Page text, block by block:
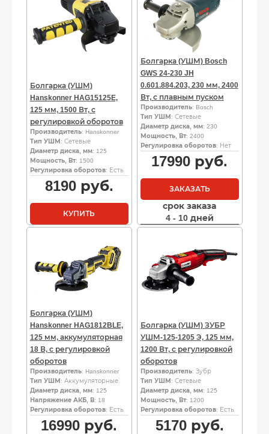
Болгарка (УШМ)
Hanskonner HAG15125E,
125 мм, 1500 Вт, с
регулировкой оборотов
Производитель: Hanskonner
Тип УШМ : Сетевые
Диаметр диска, мм: 125
Мощность, Вт: 1500
Регулировка оборотов: Есть
8190руб.
КУПИТЬ
Болгарка (УШМ) Bosch
GWS 24-230 JH
0.601.884.203, 230 мм, 2400
Вт, с плавным пуском
Производитель: Bosch
Тип УШМ : Сетевые
Диаметр диска, мм: 230
Мощность, Вт: 2400
Регулировка оборотов: Нет
17990 руб.
ЗАКАЗАТЬ
срок заказа
4 - 10 дней
Болгарка (УШМ)
Hanskonner HAG1812BLE,
125 мм, аккумуляторная
18 В, с регулировкой
оборотов
Производитель: Hanskonner
Тип УШМ : Аккумуляторные
Диаметр диска, мм: 125
Напряжение АКБ, В: 18
Регулировка оборотов: Есть
16990 руб.
Болгарка (УШМ) ЗУБР
УШМ-125-1205 Э, 125 мм,
1200 Вт, с регулировкой
оборотов
Производитель: Зубр
Тип УШМ : Сетевые
Диаметр диска, мм: 125
Мощность, Вт: 1200
Регулировка оборотов: Есть
5170руб.